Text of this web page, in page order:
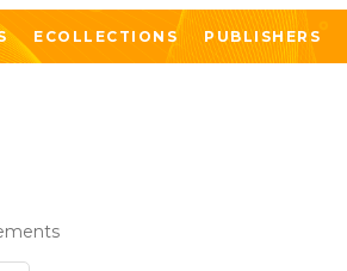
ECOLLECTIONS PUBLISHERS